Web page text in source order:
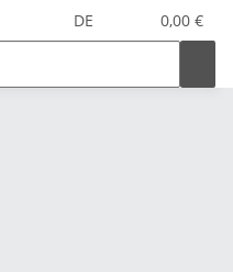
DE 0,00 €